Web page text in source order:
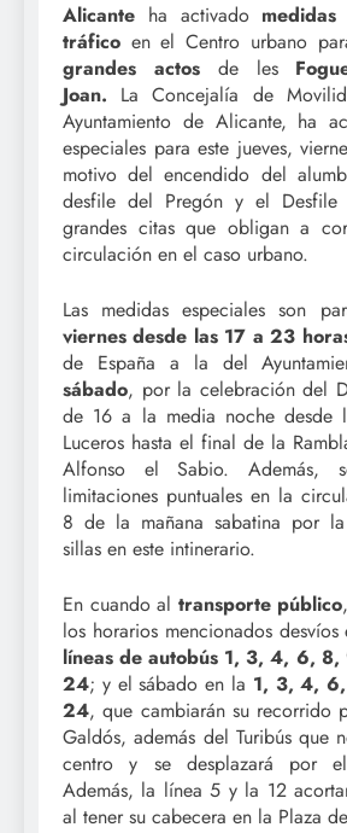
Alicante ha activado
tráfico en el Centro urbano
grandes actos de les
Joan. La Concejalía de
Ayuntamiento de Alicante, ha
especiales para este jueves,
motivo del encendido del
desfile del Pregón y el
grandes citas que obligan a
circulación en el caso urbano.
Las medidas especiales son
viernes desde las 17 a 23
de España a la del
sábado, por la celebración del
de 16 a la media noche desde
Luceros hasta el final de la
Alfonso el Sabio. Además,
limitaciones puntuales en la
8 de la mañana sabatina por
sillas en este intinerario.
En cuando al transporte público
los horarios mencionados
líneas de autobús 1, 3, 4, 6, 8,
24; y el sábado en la 1, 3, 4,
24, que cambiarán su recorrido
Galdós, además del Turibús que
centro y se desplazará por
Además, la línea 5 y la 12
al tener su cabecera en la Plaza